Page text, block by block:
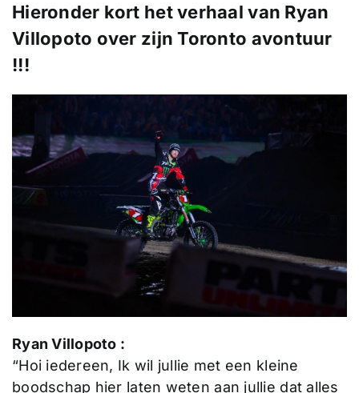
Hieronder kort het verhaal van Ryan
Villopoto over zijn Toronto avontuur
!!!
Ryan Villopoto :
“Hoi iedereen, Ik wil jullie met een kleine
boodschap hier laten weten aan jullie dat alles